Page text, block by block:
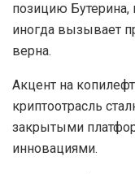
позицию Бутерина,
иногда вызывает
верна.
Акцент на
криптоотрасль
закрытыми
инновациями.